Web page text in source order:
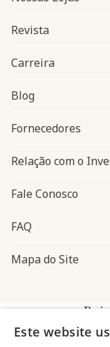
Navegação do rodapé
Revista
Carreira
Blog
Fornecedores
Relação com o
Fale Conosco
FAQ
Mapa do Site
Este website